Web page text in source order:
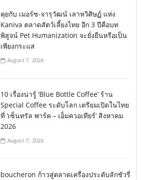
คุยกับ เมอร์ซ-จารุวัฒน์ เลาหวิศิษฏ์ แห่ง
Kaniva ตลาดสัตว์เลี้ยงไทย อีก 3 ปีคือบท
พิสูจน์ Pet Humanization จะยั่งยืนหรือเป็น
เพียงกระแส
August 7, 2026
10 เรื่องน่ารู้ ‘Blue Bottle Coffee’ ร้าน
Special Coffee ระดับโลก เตรียมเปิดในไทย
ที่ ‘เซ็นทรัล พาร์ค – เอ็มควอเทียร์’ สิงหาคม
2026
August 7, 2026
boucheron ก้าวสู่ตลาดเครื่องประดับลักชัวรี่